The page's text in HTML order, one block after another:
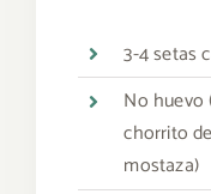
3-4 setas
No huevo
chorrito
mostaza)